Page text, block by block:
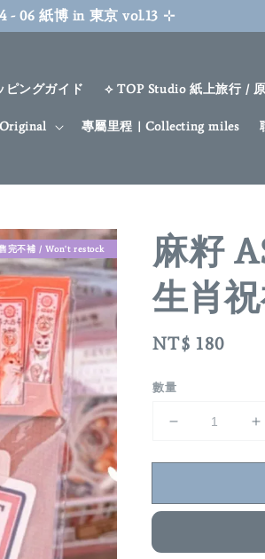
Sale SHOP NOW
ピングガイド ⟡ TOP Studio 紙上旅行 /
專屬里程 | Collecting miles
完不補 / Won't restock
麻籽
生肖
Regular
NT$ 180
數量